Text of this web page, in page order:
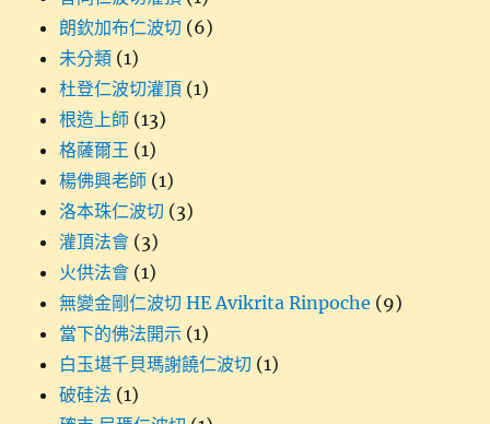
朗欽加布仁波切 (6)
未分類 (1)
杜登仁波切灌頂 (1)
根造上師 (13)
格薩爾王 (1)
楊佛興老師 (1)
洛本珠仁波切 (3)
灌頂法會 (3)
火供法會 (1)
無變金剛仁波切 HE Avikrita Rinpoche (9)
當下的佛法開示 (1)
白玉堪千貝瑪謝饒仁波切 (1)
破硅法 (1)